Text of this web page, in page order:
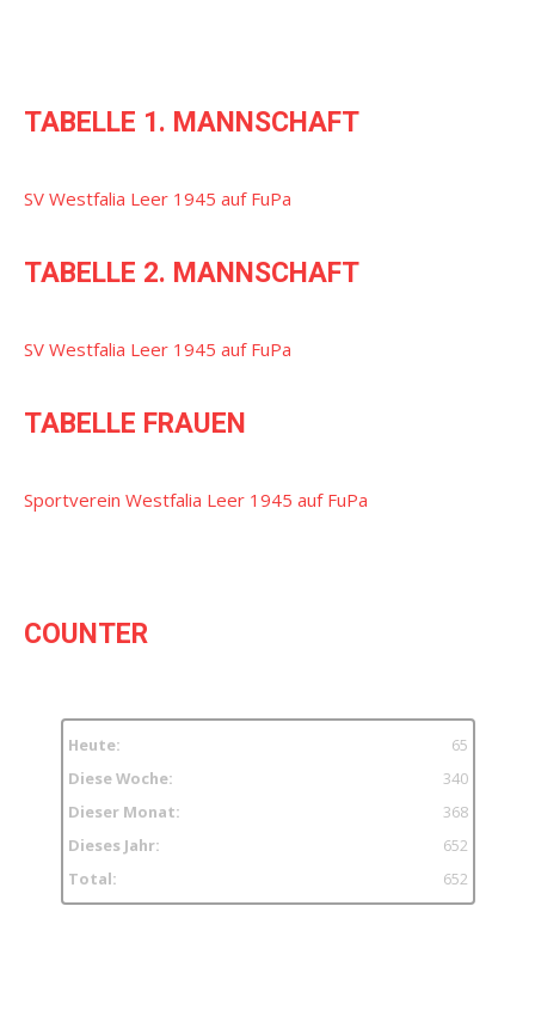
TABELLE 1. MANNSCHAFT
SV Westfalia Leer 1945 auf FuPa
TABELLE 2. MANNSCHAFT
SV Westfalia Leer 1945 auf FuPa
TABELLE FRAUEN
Sportverein Westfalia Leer 1945 auf FuPa
COUNTER
Heute:
65
Diese Woche:
340
Dieser Monat:
368
Dieses Jahr:
652
Total:
652